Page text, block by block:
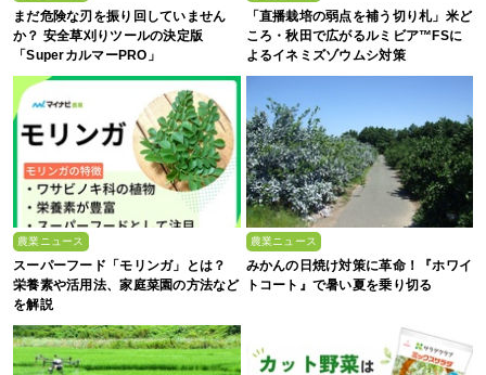
まだ危険な刃を振り回していません
か？ 安全草刈りツールの決定版
「SuperカルマーPRO」
「直播栽培の弱点を補う切り札」米ど
ころ・秋田で広がるルミビア™FSに
よるイネミズゾウムシ対策
農業ニュース
スーパーフード「モリンガ」とは？
栄養素や活用法、家庭菜園の方法など
を解説
農業ニュース
みかんの日焼け対策に革命！『ホワイ
トコート』で暑い夏を乗り切る